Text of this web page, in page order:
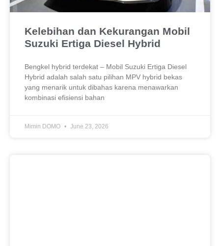
Kelebihan dan Kekurangan Mobil
Suzuki Ertiga Diesel Hybrid
Bengkel hybrid terdekat – Mobil Suzuki Ertiga Diesel
Hybrid adalah salah satu pilihan MPV hybrid bekas
yang menarik untuk dibahas karena menawarkan
kombinasi efisiensi bahan
Mimin DOMO June 23, 2026